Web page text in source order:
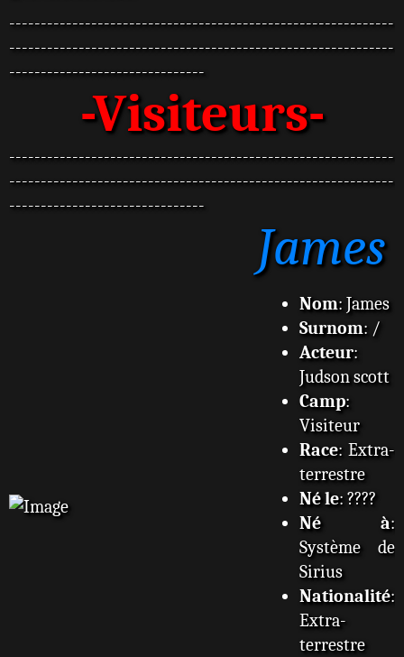
s
a
g
-------------------------------------------------------------
-------------------------------------------------------------
-------------------------------
-Visiteurs-
-------------------------------------------------------------
-------------------------------------------------------------
-------------------------------
James
Nom: James
Surnom: /
Acteur:
Judson scott
Camp:
Visiteur
Race: Extra-
terrestre
Né le: ????
Né à:
Système de
Sirius
Nationalité:
Extra-
terrestre